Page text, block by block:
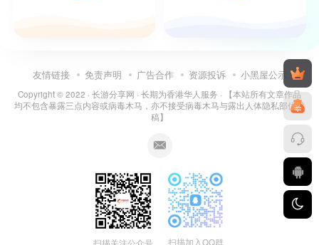
友情链接 免责声明 广告合作 资源投诉 小黑屋公示
Copyright © 2022 · 长游分享网 · 长期为香港华人服务 · 【本站所有文章作品
均不包含暴露三点内容或病毒木马，亦不接受病毒木马与露出人体隐私部位投
稿】
扫描加入QQ群